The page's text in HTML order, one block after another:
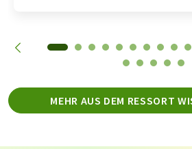
MEHR AUS DEM RESSORT